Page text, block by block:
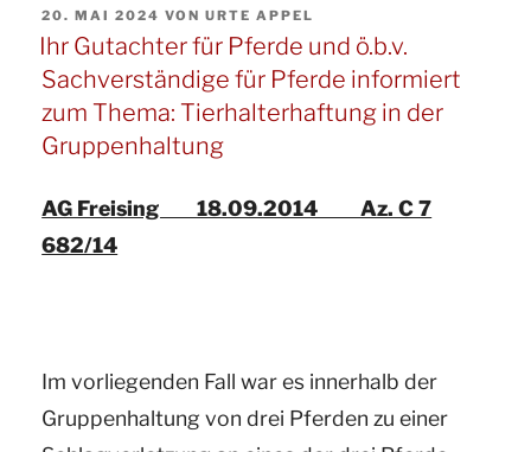
Pferde
und
ö.b.v.
Sachverständige
Pferde
informiert
des
Pensionsstallbetreibers
VERÖFFENTLICHT
AM
20. MAI 2024 VONURTE APPEL
Ihr Gutachter für Pferde und ö.b.v.
Sachverständige für Pferde informiert
zum Thema: Tierhalterhaftung in der
Gruppenhaltung
AG Freising 18.09.2014 Az. C 7
682/14
Im vorliegenden Fall war es innerhalb der
Gruppenhaltung von drei Pferden zu einer